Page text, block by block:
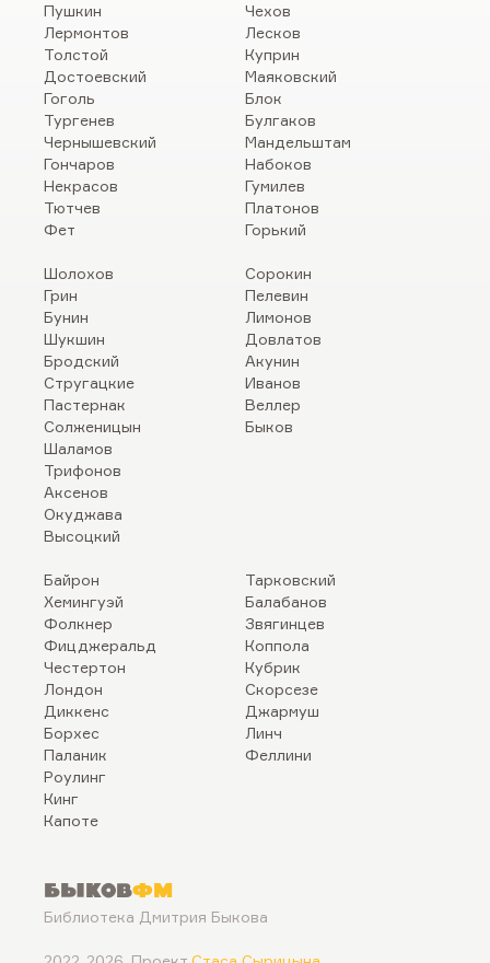
Пушкин
Лермонтов
Толстой
Достоевский
Гоголь
Тургенев
Чернышевский
Гончаров
Некрасов
Тютчев
Фет
Чехов
Лесков
Куприн
Маяковский
Блок
Булгаков
Мандельштам
Набоков
Гумилев
Платонов
Горький
Шолохов
Грин
Бунин
Шукшин
Бродский
Стругацкие
Пастернак
Солженицын
Шаламов
Трифонов
Аксенов
Окуджава
Высоцкий
Сорокин
Пелевин
Лимонов
Довлатов
Акунин
Иванов
Веллер
Быков
Байрон
Хемингуэй
Фолкнер
Фицджеральд
Честертон
Лондон
Диккенс
Борхес
Паланик
Роулинг
Кинг
Капоте
Тарковский
Балабанов
Звягинцев
Коппола
Кубрик
Скорсезе
Джармуш
Линч
Феллини
БыковФМ
Библиотека Дмитрия Быкова